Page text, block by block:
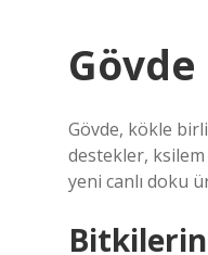
Gövde, kökle
destekler,
yeni canlı doku